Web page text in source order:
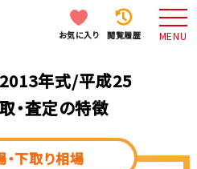
お気に入り 閲覧履歴 MENU
年式/平成25
・査定の特徴
下取り相場